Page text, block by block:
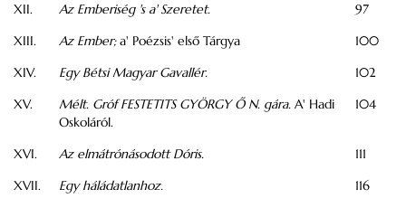
XII.
Az Emberiség 's a' Szeretet.
97
XIII.
Az Ember;a' Poézsis' első Tárgya
100
XIV.
Egy Bétsi Magyar Gavallér.
102
XV.
Mélt. Gróf FESTETITS GYÖRGY Ő N. gára. A' Hadi
Oskoláról.
104
XVI. Az elmátrónásodott Dóris.
111
XVII.
Egy háládatlanhoz.
116